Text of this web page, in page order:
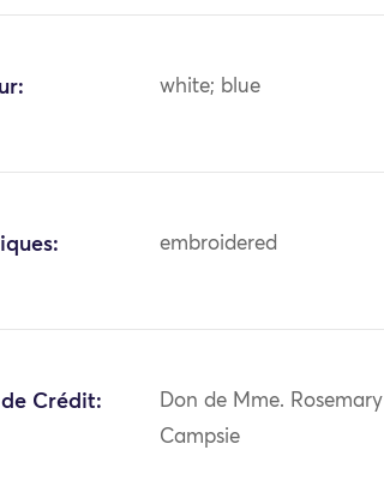
white; blue
embroidered
Crédit:
Don de Mme. Rosemary
Campsie